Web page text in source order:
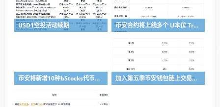
USD1空投活动续期 币安合约将上线多个 U本位 TradFi 永续合约
币安将新增10种bStocks代币化证券作为抵押资产 加入第五季币安钱包链上交易体验赛，瓜分50,000 美元等值奖励